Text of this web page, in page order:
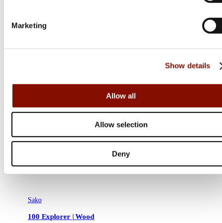
Marketing
Show details
Allow all
Allow selection
Deny
Sako
100 Explorer | Wood